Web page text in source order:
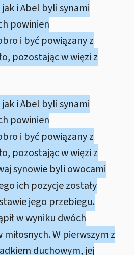
i Abel byli synami
powinien
i być powiązany z
pozostając w więzi z
i Abel byli synami
powinien
i być powiązany z
pozostając w więzi z
synowie byli owocami
ich pozycje zostały
jego przebiegu.
w wyniku dwóch
W pierwszym z
duchowym, jej